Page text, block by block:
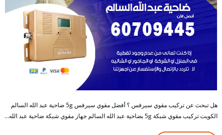
هل تبحث عن تركيب مقوي سيرفس ؟ أفضل مقوي سيرفس 5g ضاحية عبد الله السالم
الكويت تركيب مقوي شبكة 5g بضاحية عبد الله السالم جهاز مقوي شبكة ضاحية عبد الله…